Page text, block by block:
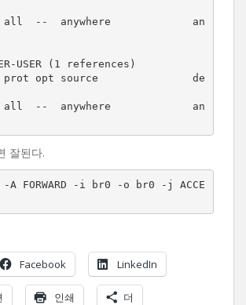
all  --  anywhere             an
USER (1 references)
opt source               de
all  --  anywhere             an
잘된다.
FORWARD -i br0 -o br0 -j ACCE
Facebook LinkedIn
인쇄 더